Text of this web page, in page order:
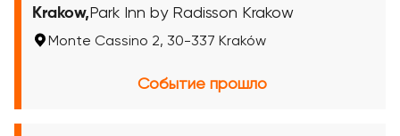
Krakow, Park Inn by Radisson Krakow
Monte Cassino 2, 30-337 Kraków
Событие прошло